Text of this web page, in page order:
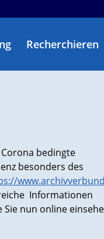
Recherchieren
bedingte
besonders des
Informationen
nun online